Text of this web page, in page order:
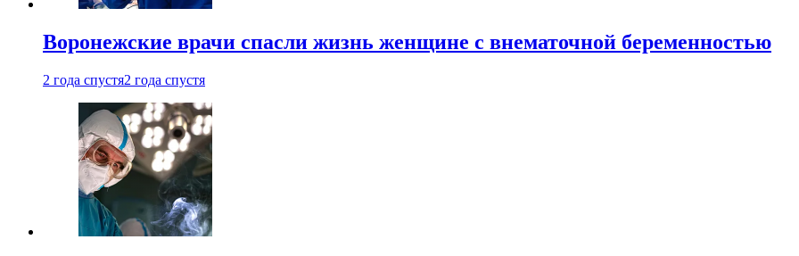
Воронежские врачи спасли жизнь женщине с внематочной беременностью
2 года спустя2 года спустя